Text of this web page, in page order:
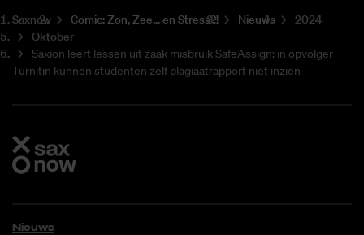
Saxnow Co­mic: Zon, Zee... en Stress?! Nieuws
2024
Oktober
Saxion leert lessen uit zaak misbruik SafeAssign: in opvolger
Turnitin kunnen studenten zelf plagiaatrapport niet inzien
Nieuws